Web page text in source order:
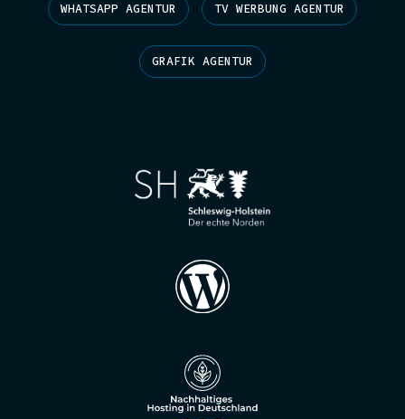
WHATSAPP AGENTUR TV WERBUNG AGENTUR
GRAFIK AGENTUR